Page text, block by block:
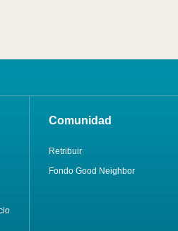
Comunidad
Retribuir
Fondo Good Neighbor